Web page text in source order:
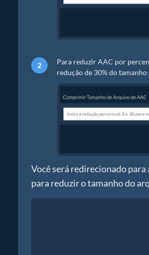
Para reduzir AAC por
redução de 30% do
Você será redirecionado
para reduzir o tamanho do